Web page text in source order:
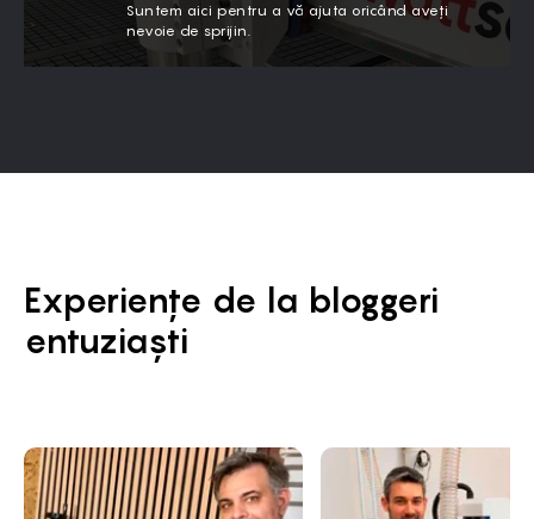
Suntem aici pentru a vă ajuta oricând aveți
nevoie de sprijin.
Experiențe de la bloggeri
entuziaști